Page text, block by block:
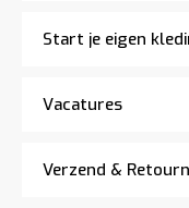
Start je eigen
Vacatures
Verzend &